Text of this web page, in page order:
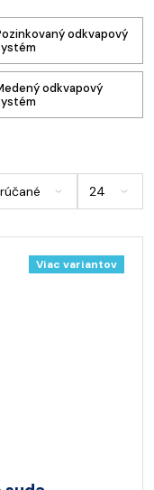
odkvapový
odkvapový
Viac variantov